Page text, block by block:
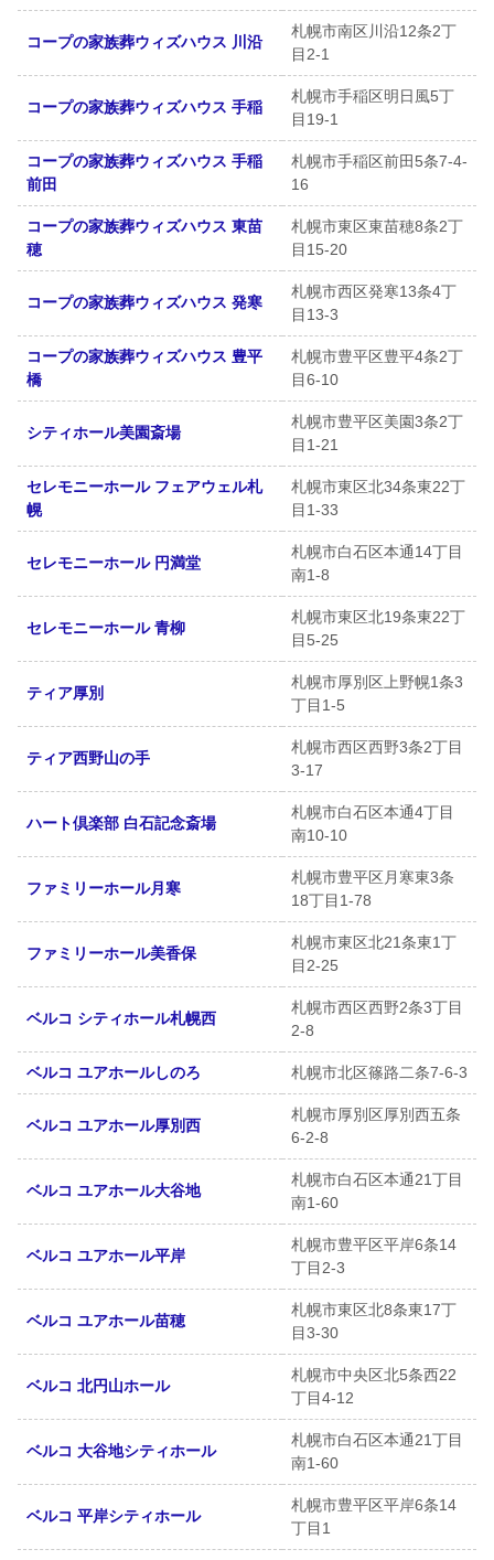
コープの家族葬ウィズハウス 川沿
札幌市南区川沿12条2丁
目2-1
コープの家族葬ウィズハウス 手稲
札幌市手稲区明日風5丁
目19-1
コープの家族葬ウィズハウス 手稲
前田
札幌市手稲区前田5条7-4-
16
コープの家族葬ウィズハウス 東苗
穂
札幌市東区東苗穂8条2丁
目15-20
コープの家族葬ウィズハウス 発寒
札幌市西区発寒13条4丁
目13-3
コープの家族葬ウィズハウス 豊平
橋
札幌市豊平区豊平4条2丁
目6-10
シティホール美園斎場
札幌市豊平区美園3条2丁
目1-21
セレモニーホール フェアウェル札
幌
札幌市東区北34条東22丁
目1-33
セレモニーホール 円満堂
札幌市白石区本通14丁目
南1-8
セレモニーホール 青柳
札幌市東区北19条東22丁
目5-25
ティア厚別
札幌市厚別区上野幌1条3
丁目1-5
ティア西野山の手
札幌市西区西野3条2丁目
3-17
ハート倶楽部 白石記念斎場
札幌市白石区本通4丁目
南10-10
ファミリーホール月寒
札幌市豊平区月寒東3条
18丁目1-78
ファミリーホール美香保
札幌市東区北21条東1丁
目2-25
ベルコ シティホール札幌西
札幌市西区西野2条3丁目
2-8
ベルコ ユアホールしのろ 札幌市北区篠路二条7-6-3
ベルコ ユアホール厚別西
札幌市厚別区厚別西五条
6-2-8
ベルコ ユアホール大谷地
札幌市白石区本通21丁目
南1-60
ベルコ ユアホール平岸
札幌市豊平区平岸6条14
丁目2-3
ベルコ ユアホール苗穂
札幌市東区北8条東17丁
目3-30
ベルコ 北円山ホール
札幌市中央区北5条西22
丁目4-12
ベルコ 大谷地シティホール
札幌市白石区本通21丁目
南1-60
ベルコ 平岸シティホール
札幌市豊平区平岸6条14
丁目1